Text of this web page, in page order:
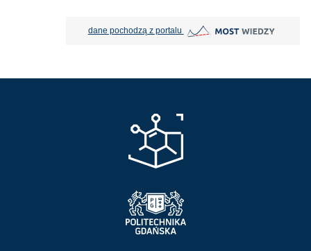
dane pochodzą z portalu MOST Wiedzy otwiera się w